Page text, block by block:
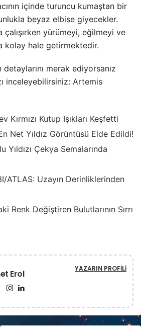
içinde turuncu kumaştan bir
beyaz elbise giyecekler.
çalışırken yürümeyi, eğilmeyi ve
kolay hale getirmektedir.
detaylarını merak ediyorsanız
inceleyebilirsiniz: Artemis
Kırmızı Kutup Işıkları Keşfetti
Net Yıldız Görüntüsü Elde Edildi!
Yıldızı Çekya Semalarında
ATLAS: Uzayın Derinliklerinden
Renk Değiştiren Bulutlarının Sırrı
Erol YAZARIN PROFILI